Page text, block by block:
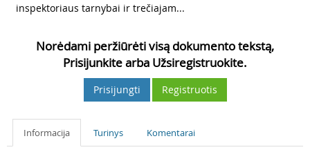
inspektoriaus tarnybai ir trečiajam...
Norėdami peržiūrėti visą dokumento tekstą,
Prisijunkite arba Užsiregistruokite.
Prisijungti Registruotis
Informacija Turinys Komentarai